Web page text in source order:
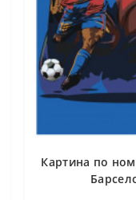
Картина по